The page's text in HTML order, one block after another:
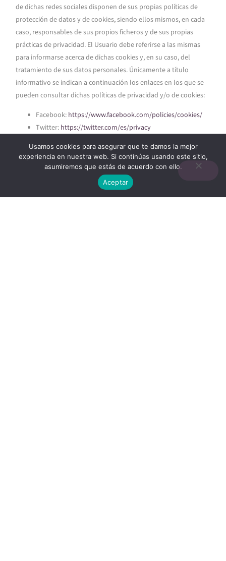
de dichas redes sociales disponen de sus propias políticas de
protección de datos y de cookies, siendo ellos mismos, en cada
caso, responsables de sus propios ficheros y de sus propias
prácticas de privacidad. El Usuario debe referirse a las mismas
para informarse acerca de dichas cookies y, en su caso, del
tratamiento de sus datos personales. Únicamente a título
informativo se indican a continuación los enlaces en los que se
pueden consultar dichas políticas de privacidad y/o de cookies:
Facebook: https://www.facebook.com/policies/cookies/
Twitter: https://twitter.com/es/privacy
https://help.instagram.com/1896641480634370?ref=ig
YouTube:https://policies.google.com/privacy?hl=es-
https://policy.pinterest.com/es/privacy-policy
Usamos cookies para asegurar que te damos la mejor
experiencia en nuestra web. Si continúas usando este sitio,
asumiremos que estás de acuerdo con ello.
Aceptar